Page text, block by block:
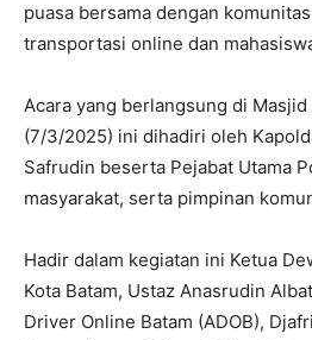
puasa bersama dengan
transportasi online dan
Acara yang berlangsung di
(7/3/2025) ini dihadiri oleh
Safrudin beserta Pejabat Utama
masyarakat, serta pimpinan
Hadir dalam kegiatan ini Ketua
Kota Batam, Ustaz Anasrudin
Driver Online Batam (ADOB),